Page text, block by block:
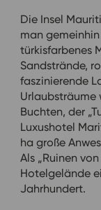
Die Insel
man
türkisfarbenes
Sandstrände,
faszinierende
Urlaubsträume
Buchten, der
Luxushotel
ha große
Als „Ruinen
Hotelgelände
Jahrhundert.